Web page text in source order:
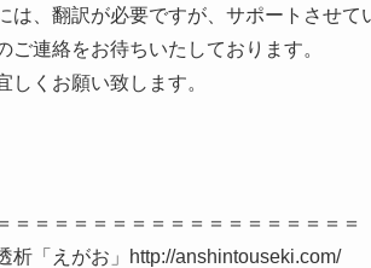
は、翻訳が必要ですが、サポートさせて
ご連絡をお待ちいたしております。
しくお願い致します。
＝＝＝＝＝＝＝＝＝＝＝＝＝＝＝＝＝＝
析「えがお」http://anshintouseki.com/